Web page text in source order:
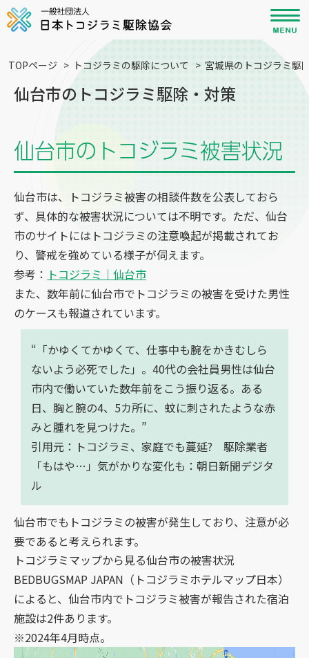
TOPページ > トコジラミの駆除について > 宮城県のトコジラミ駆
仙台市のトコジラミ駆除・対策
仙台市のトコジラミ被害状況
仙台市は、トコジラミ被害の相談件数を公表しておら
ず、具体的な被害状況については不明です。ただ、仙台
市のサイトにはトコジラミの注意喚起が掲載されてお
り、警戒を強めている様子が伺えます。
参考： トコジラミ｜仙台市
また、数年前に仙台市でトコジラミの被害を受けた男性
のケースも報道されています。
“「かゆくてかゆくて、仕事中も腕をかきむしら
ないよう必死でした」。40代の会社員男性は仙台
市内で働いていた数年前をこう振り返る。ある
日、胸と腕の4、5カ所に、蚊に刺されたような赤
みと腫れを見つけた。”
引用元： トコジラミ、家庭でも蔓延? 駆除業者
「もはや…」気がかりな変化も：朝日新聞デジタ
ル
仙台市でもトコジラミの被害が発生しており、注意が必
要であると考えられます。
トコジラミマップから見る仙台市の被害状況
BEDBUGSMAP JAPAN（トコジラミホテルマップ日本）
によると、仙台市内でトコジラミ被害が報告された宿泊
施設は2件あります。
※2024年4月時点。